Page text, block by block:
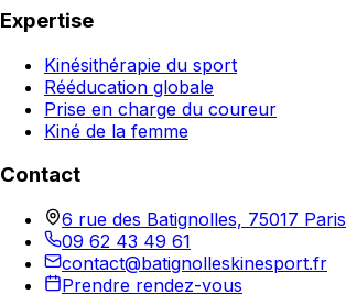
Expertise
Kinésithérapie du sport
Rééducation globale
Prise en charge du coureur
Kiné de la femme
Contact
6 rue des Batignolles, 75017 Paris
09 62 43 49 61
contact@batignolleskinesport.fr
Prendre rendez-vous